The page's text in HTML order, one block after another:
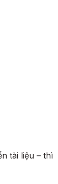
tài liệu – thì